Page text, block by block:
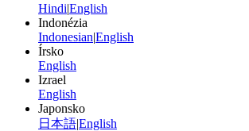
Hindi|English
Indonézia
Indonesian|English
Írsko
English
Izrael
English
Japonsko
日本語|English